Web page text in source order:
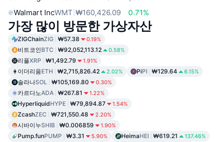
Walmart IncWMT ₩160,426.09 0.71%
가장 많이 방문한 가상자산
ZIGChainZIG ₩57.38 0.19%
비트코인BTC ₩92,052,113.12 0.58%
리플XRP ₩1,492.79 1.91%
이더리움ETH ₩2,715,826.42 2.02% PiPI ₩129.64 6.15%
솔라나SOL ₩105,169.80 0.30%
카르다노ADA ₩267.81 1.22%
HyperliquidHYPE ₩79,894.87 1.54%
ZcashZEC ₩721,550.48 2.20%
시바이누SHIB ₩0.006859 1.90%
Pump.funPUMP ₩3.31 5.90% HeimaHEI ₩619.21 137.46%